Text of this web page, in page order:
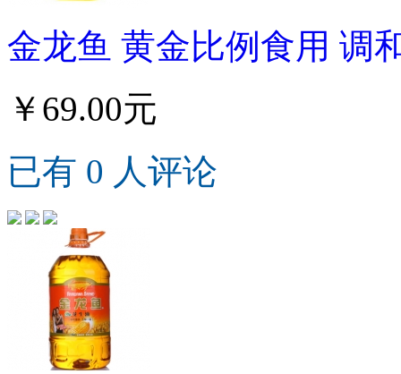
金龙鱼 黄金比例食用 调
￥69.00元
已有 0 人评论